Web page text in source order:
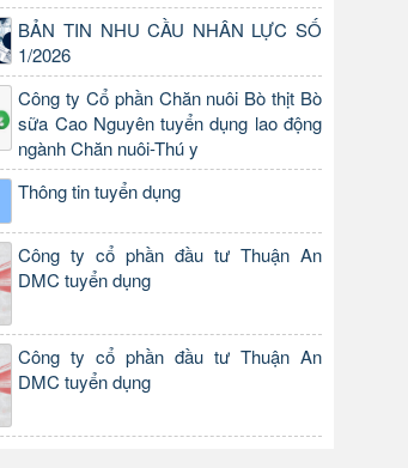
BẢN TIN NHU CẦU NHÂN LỰC SỐ
1/2026
Công ty Cổ phần Chăn nuôi Bò thịt Bò
sữa Cao Nguyên tuyển dụng lao động
ngành Chăn nuôi-Thú y
Thông tin tuyển dụng
Công ty cổ phần đầu tư Thuận An
DMC tuyển dụng
Công ty cổ phần đầu tư Thuận An
DMC tuyển dụng